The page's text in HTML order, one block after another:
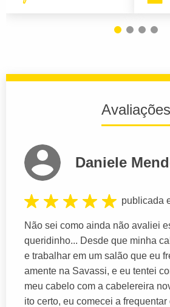
Avaliações
Daniele
publicada
Não sei como ainda não avaliei
queridinho... Desde que minha
e trabalhar em um salão que eu
amente na Savassi, e eu tentei
meu cabelo com a cabelereira
ito certo, eu comecei a